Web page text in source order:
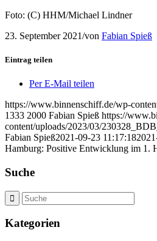
Foto: (C) HHM/Michael Lindner
23. September 2021/von Fabian Spieß
Eintrag teilen
Per E-Mail teilen
https://www.binnenschiff.de/wp-
1333 2000 Fabian Spieß https://
content/uploads/2023/03/
Fabian Spieß2021-09-23 11:17:18
Hamburg: Positive Entwicklung im 1.
Suche
Kategorien